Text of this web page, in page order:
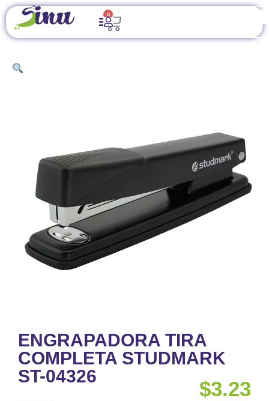
0
/ ENGRAPADORA TIRA COMPLETA STUDMARK ST-
ENGRAPADORA TIRA
COMPLETA STUDMARK
ST-04326
$3.23